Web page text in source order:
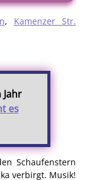
, Kamenzer Str.
es
Schaufenstern
verbirgt. Musik!